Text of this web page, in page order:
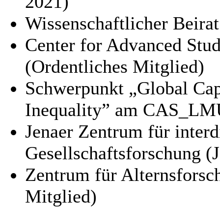
Wissenschaftlicher
Center for Advanced
(Ordentliches Mitglied)
Schwerpunkt „Global
Inequality” am
Jenaer Zentrum für
Gesellschaftsforschung
Zentrum für
Mitglied)